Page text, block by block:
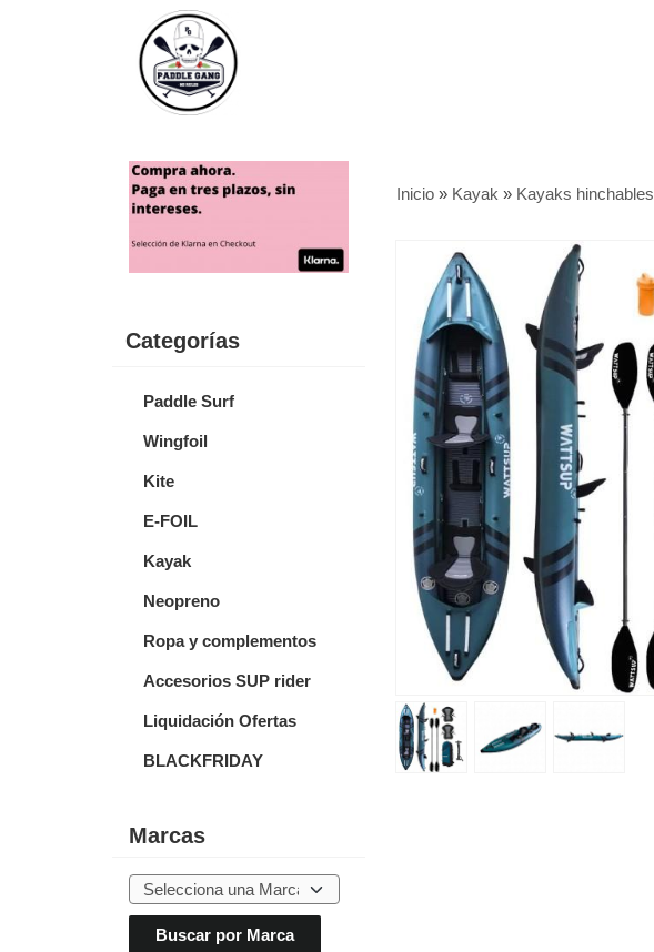
Categorías
Paddle Surf
Wingfoil
Kite
E-FOIL
Kayak
Neopreno
Ropa y complementos
Accesorios SUP rider
Liquidación Ofertas
BLACKFRIDAY
Marcas
Inicio» Kayak » Kayaks hinchables